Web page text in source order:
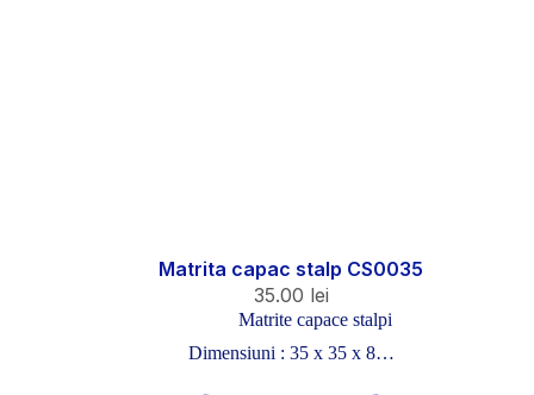
Matrita capac stalp CS0035
35.00 lei
Matrite capace stalpi
Dimensiuni : 35 x 35 x 8…